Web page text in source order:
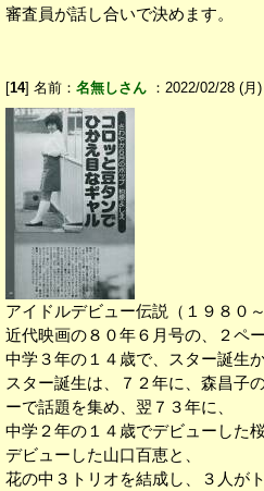
審査員が話し合いで決めます。
[14] 名前： 名無しさん ：2022/02/28 (月
アイドルデビュー伝説（１９８０
近代映画の８０年６月号の、２ペー
中学３年の１４歳で、スター誕生
スター誕生は、７２年に、森昌子
ーで話題を集め、翌７３年に、
中学２年の１４歳でデビューした
デビューした山口百恵と、
花の中３トリオを結成し、３人が